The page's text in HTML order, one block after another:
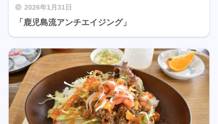
2026年1月31日
「鹿児島流アンチエイジング」